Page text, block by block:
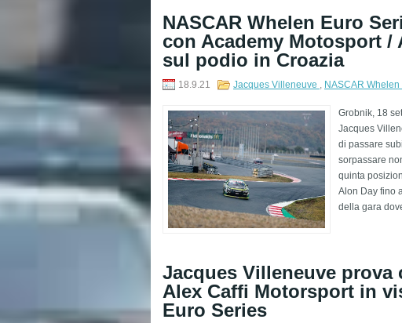
NASCAR Whelen Euro
con Academy Motosport
sul podio in Croazia
18.9.21 Jacques Villeneuve NASCAR
Grobnik, 18
Jacques
di passare
sorpassare
quinta
Alon Day fino
della gara
Jacques Villeneuve prova
Alex Caffi Motorsport in
Euro Series